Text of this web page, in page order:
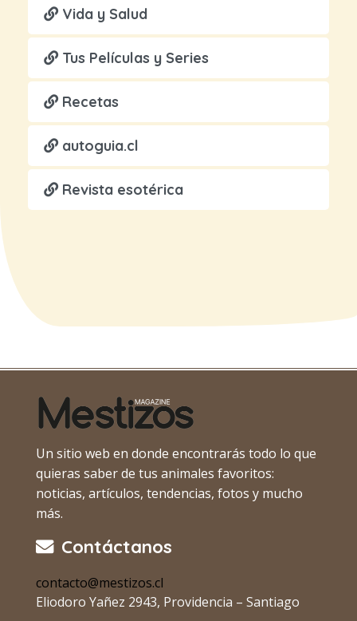
Vida y Salud
Tus Películas y Series
Recetas
autoguia.cl
Revista esotérica
Un sitio web en donde encontrarás todo lo que
quieras saber de tus animales favoritos:
noticias, artículos, tendencias, fotos y mucho
más.
Contáctanos
contacto@mestizos.cl
Eliodoro Yañez 2943, Providencia – Santiago